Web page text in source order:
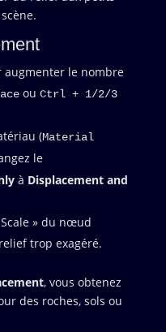
augmenter le nombre
ou Ctrl + 1/2/3
(Material
le
à Displacement and
» du nœud
trop exagéré.
, vous obtenez
des roches, sols ou